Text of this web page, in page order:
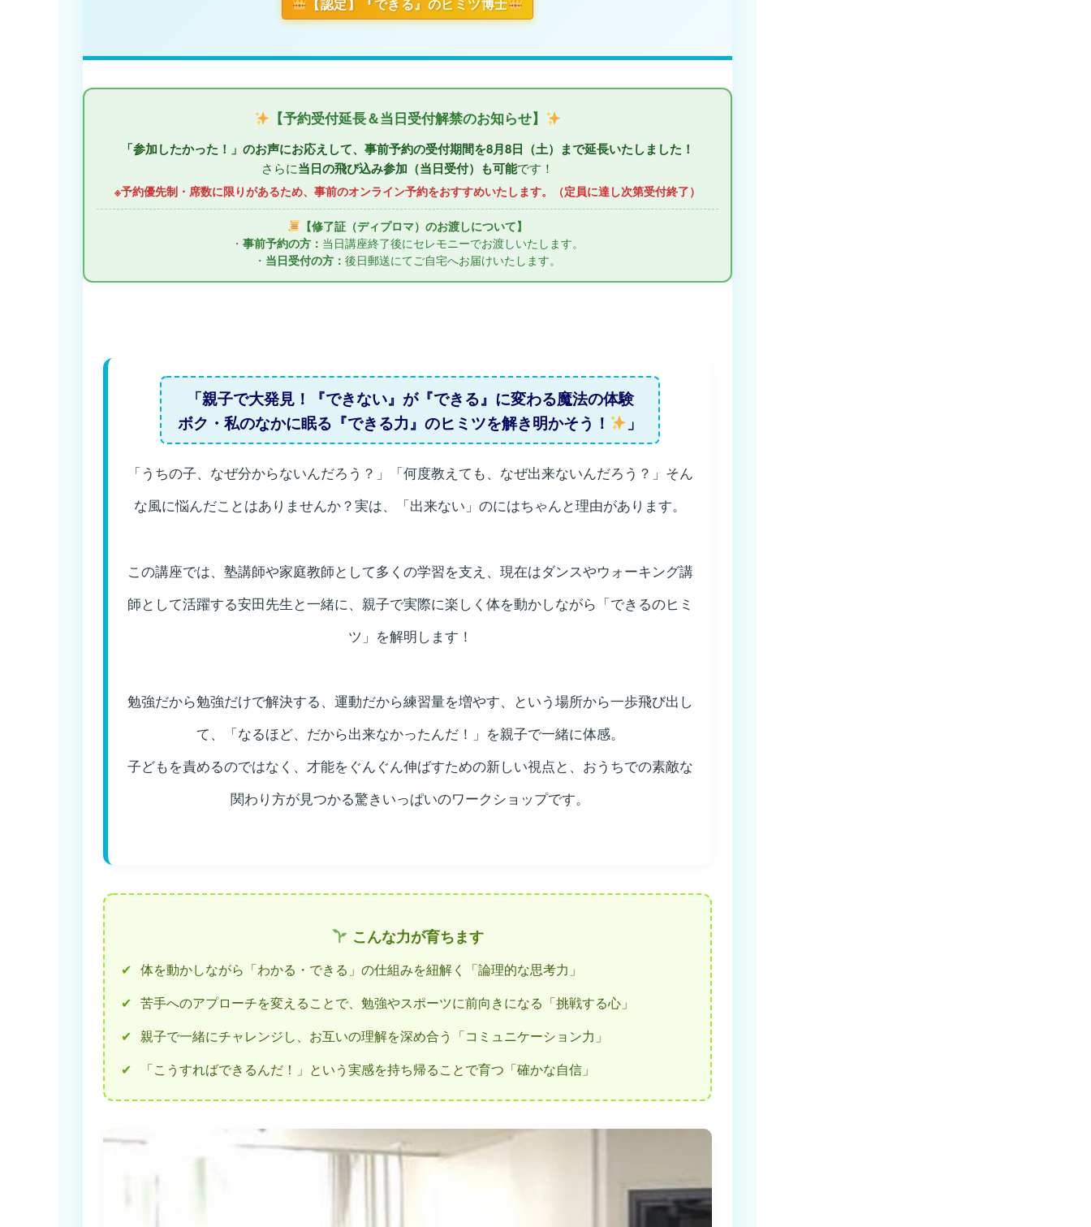
【認定】『できる』のヒミツ博士
【予約受付延長＆当日受付解禁のお知らせ】
「参加したかった！」のお声にお応えして、事前予約の受付期間を8月8日（土）まで延長いたしました！
さらに当日の飛び込み参加（当日受付）も可能です！
※予約優先制・席数に限りがあるため、事前のオンライン予約をおすすめいたします。（定員に達し次第受付終了）
【修了証（ディプロマ）のお渡しについて】
・ 事前予約の方： 当日講座終了後にセレモニーでお渡しいたします。
・ 当日受付の方： 後日郵送にてご自宅へお届けいたします。
「親子で大発見！『できない』が『できる』に変わる魔法の体験
ボク・私のなかに眠る『できる力』のヒミツを解き明かそう！
」
「うちの子、なぜ分からないんだろう？」「何度教えても、なぜ出来ないんだろう？」そん
な風に悩んだことはありませんか？実は、「出来ない」のにはちゃんと理由があります。
この講座では、塾講師や家庭教師として多くの学習を支え、現在はダンスやウォーキング講
師として活躍する安田先生と一緒に、親子で実際に楽しく体を動かしながら「できるのヒミ
ツ」を解明します！
勉強だから勉強だけで解決する、運動だから練習量を増やす、という場所から一歩飛び出し
て、「なるほど、だから出来なかったんだ！」を親子で一緒に体感。
子どもを責めるのではなく、才能をぐんぐん伸ばすための新しい視点と、おうちでの素敵な
関わり方が見つかる驚きいっぱいのワークショップです。
こんな力が育ちます
✔ 体を動かしながら「わかる・できる」の仕組みを紐解く「論理的な思考力」
✔ 苦手へのアプローチを変えることで、勉強やスポーツに前向きになる「挑戦する心」
✔ 親子で一緒にチャレンジし、お互いの理解を深め合う「コミュニケーション力」
✔
「こうすればできるんだ！」という実感を持ち帰ることで育つ「確かな自信」